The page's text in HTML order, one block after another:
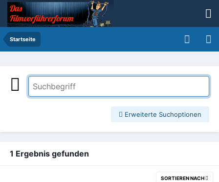
Startseite
Erweiterte Suchoptionen
1 Ergebnis gefunden
SORTIEREN NACH